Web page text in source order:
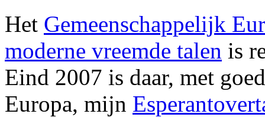
Het Gemeenschappelijk
moderne vreemde talen is
Eind 2007 is daar, met
Europa, mijn